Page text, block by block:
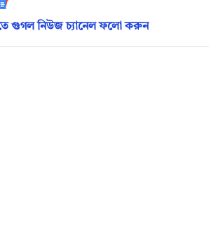
গুগল নিউজ চ্যানেল ফলো করুন